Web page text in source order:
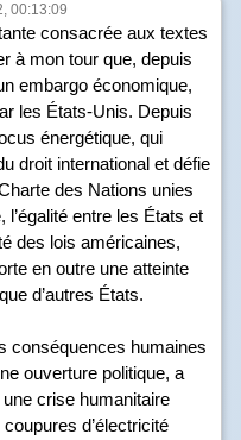
00:13:09
consacrée aux textes
à mon tour que, depuis
embargo économique,
les États-Unis. Depuis
énergétique, qui
droit international et défie
des Nations unies
entre les États et
des lois américaines,
en outre une atteinte
d’autres États.
conséquences humaines
ouverture politique, a
crise humanitaire
d’électricité